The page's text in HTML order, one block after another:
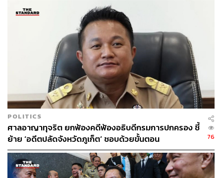
Why here
Layan Life by Anantara เป็นศูนย์ดูแลสุขภาพที่เปิดให้มาใช้
บริการได้ทั้งผู้เข้าพักในรีสอร์ตและบุคคลภายนอก ด้วยเหตุนี้
อุปกรณ์และโปรแกรมต่างๆ จึงค่อนข้างครบครัน มีตั้งแต่
ศาสตร์การบำบัดแบบไทยไปจนถึงการใช้เทคโนโลยีทันสมัย
ต่างๆ เข้ามาผสมเพื่อให้ตอบโจทย์ไลฟ์สไตล์ของทุกคนมาก
ที่สุด ตั้งแต่นักกีฬา คนทั่วไป หรือคนที่มีปัญหาสุขภาพและ
ต้องการตัวช่วย นอกจากเครื่องมือ ที่นี่จึงมีผู้เชี่ยวชาญด้าน
ต่างๆ รอให้คำปรึกษาและดูแลเราอย่างเต็มที่ รวมถึงมีการ
ออกแบบโปรแกรมทั้งเรื่องโภชนาการและการออกกำลังกาย
ให้เฉพาะบุคคลเลยด้วย
POLITICS
ศาลอาญาทุจริต ยกฟ้องคดีฟ้องอธิบดีกรมการปกครอง ชี้
ย้าย ‘อดีตปลัดจังหวัดภูเก็ต’ ชอบด้วยขั้นตอน
76